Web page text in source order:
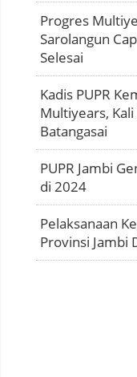
Progres
Sarolangun
Selesai
Kadis PUPR
Multiyears, Kali
Batangasai
PUPR Jambi
di 2024
Pelaksanaan
Provinsi Jambi